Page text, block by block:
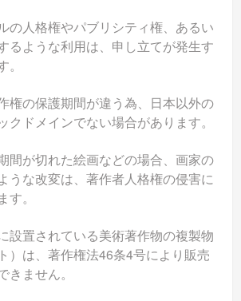
の人格権やパブリシティ権、あるい
るような利用は、申し立てが発生す
権の保護期間が違う為、日本以外の
クドメインでない場合があります。
間が切れた絵画などの場合、画家の
うな改変は、著作者人格権の侵害に
。
設置されている美術著作物の複製物
）は、著作権法46条4号により販売
きません。